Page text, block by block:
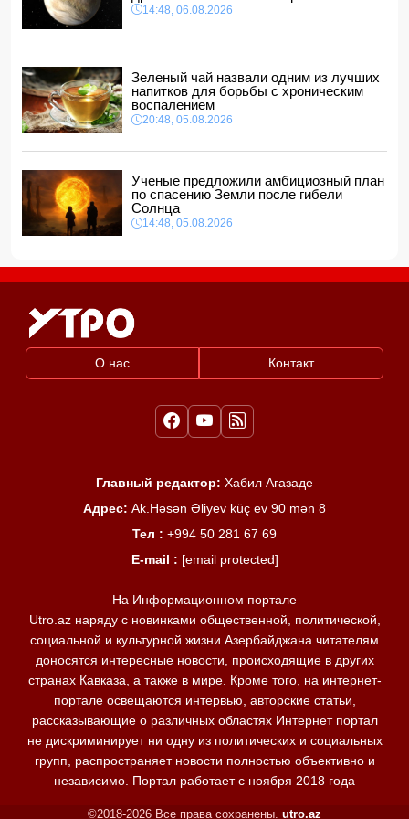
В Баку в офисе обнаружено тело маклера
12:28, 06.08.2026
14:48, 06.08.2026
Зеленый чай назвали одним из лучших
напитков для борьбы с хроническим
воспалением
20:48, 05.08.2026
Ученые предложили амбициозный план
по спасению Земли после гибели
Солнца
14:48, 05.08.2026
О нас Контакт
Главный редактор: Хабил Агазаде
Адрес: Ak.Həsən Əliyev küç ev 90 mən 8
Тел : +994 50 281 67 69
E-mail : [email protected]
На Информационном портале
Utro.az наряду с новинками общественной, политической,
социальной и культурной жизни Азербайджана читателям
доносятся интересные новости, происходящие в других
странах Кавказа, а также в мире. Кроме того, на интернет-
портале освещаются интервью, авторские статьи,
рассказывающие о различных областях Интернет портал
не дискриминирует ни одну из политических и социальных
групп, распространяет новости полностью объективно и
независимо. Портал работает с ноября 2018 года
©2018-2026 Все права сохранены. utro.az